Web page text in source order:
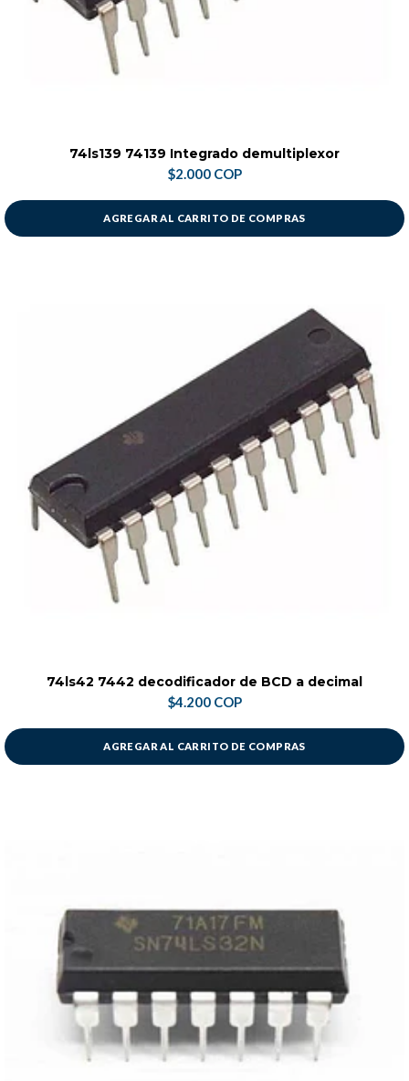
74ls139 74139 Integrado demultiplexor
$2.000 COP
AGREGAR AL CARRITO DE COMPRAS
74ls42 7442 decodificador de BCD a decimal
$4.200 COP
AGREGAR AL CARRITO DE COMPRAS